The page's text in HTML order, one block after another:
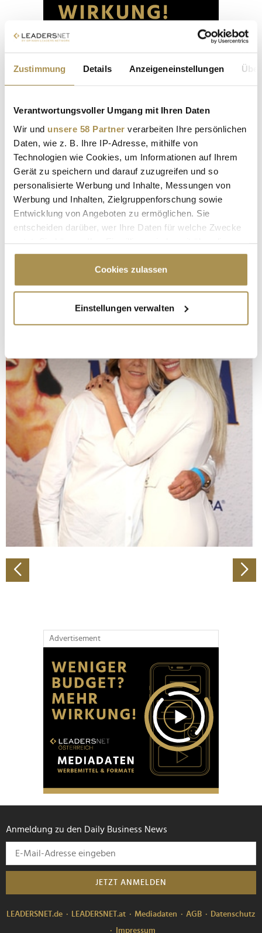
Zustimmung Details Anzeigeneinstellungen
Verantwortungsvoller Umgang mit Ihren Daten
Wir und unsere 58 Partner verarbeiten Ihre persönlichen
Daten, wie z. B. Ihre IP-Adresse, mithilfe von
Technologien wie Cookies, um Informationen auf Ihrem
Gerät zu speichern und darauf zuzugreifen und so
personalisierte Werbung und Inhalte, Messungen von
Werbung und Inhalten, Zielgruppenforschung sowie
Entwicklung von Angeboten zu ermöglichen. Sie
entscheiden darüber, wer Ihre Daten für welche Zwecke
Cookie-Erklärung oder durch Klicken auf das Privacy
Trigger Symbol ändern oder widerrufen
Informationen über Ihre geografische Lage
erfassen, welche bis auf einige Meter genau sein
bestimmten Merkmalen (Fingerprinting) identifizieren
Erfahren Sie mehr darüber, wie Ihre persönlichen Daten
verarbeitet werden, und legen Sie Ihre Präferenzen im
Abschnitt Einzelheiten
fest.
Wir verwenden Cookies, um Inhalte und Anzeigen zu
personalisieren, Funktionen für soziale Medien anbieten
zu können und die Zugriffe auf unsere Website zu
analysieren. Außerdem geben wir Informationen zu Ihrer
Verwendung unserer Website an unsere Partner für
soziale Medien, Werbung und Analysen weiter. Unsere
Partner führen diese Informationen möglicherweise mit
weiteren Daten zusammen, die Sie ihnen bereitgestellt
gesammelt haben.
Cookies zulassen
Einstellungen verwalten
Advertisement
Anmeldung zu den Daily Business News
JETZT ANMELDEN
LEADERSNET.de LEADERSNET.at Mediadaten AGB
Datenschutz
Impressum